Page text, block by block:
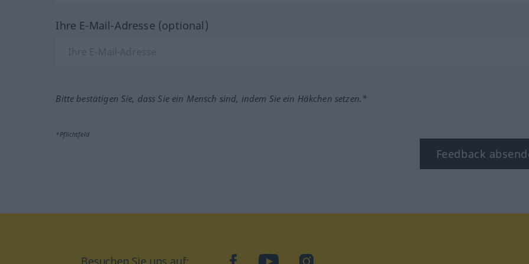
Ihre E-Mail-Adresse (optional)
Bitte bestätigen Sie, dass Sie ein Mensch sind, indem Sie ein Häkchen setzen.*
*Pflichtfeld
Feedback
facebookYouTubeInstagram